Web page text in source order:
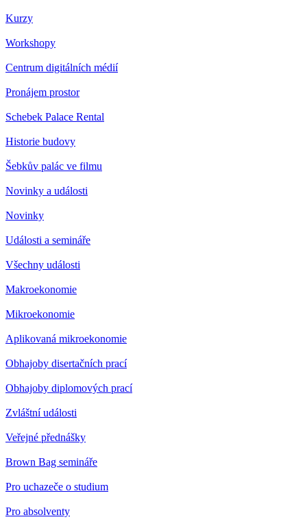
Kurzy
Workshopy
Centrum digitálních médií
Pronájem prostor
Schebek Palace Rental
Historie budovy
Šebkův palác ve filmu
Novinky a události
Novinky
Události a semináře
Všechny události
Makroekonomie
Mikroekonomie
Aplikovaná mikroekonomie
Obhajoby disertačních prací
Obhajoby diplomových prací
Zvláštní události
Veřejné přednášky
Brown Bag semináře
Pro uchazeče o studium
Pro absolventy